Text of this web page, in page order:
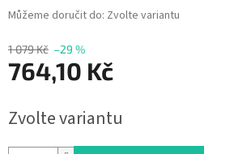
1 079 Kč –29 %
764,10 Kč
cena:
Zvolte variantu
Můžeme doručit do: Zvolte variantu